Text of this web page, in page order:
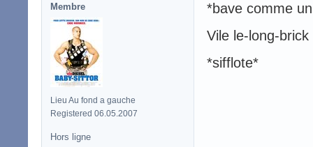
Membre
Lieu Au fond a gauche
Registered 06.05.2007
*bave comme
Vile le-long-
*sifflote*
Hors ligne